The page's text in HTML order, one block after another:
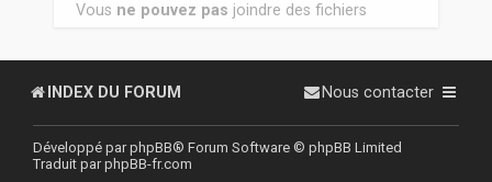
Vous ne pouvez pas joindre des fichiers
INDEX DU FORUM Nous contacter
Développé parphpBB® Forum Software © phpBB Limited
Traduit parphpBB-fr.com